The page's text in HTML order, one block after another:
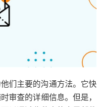
们主要的沟通方法。它快
审查的详细信息。但是，